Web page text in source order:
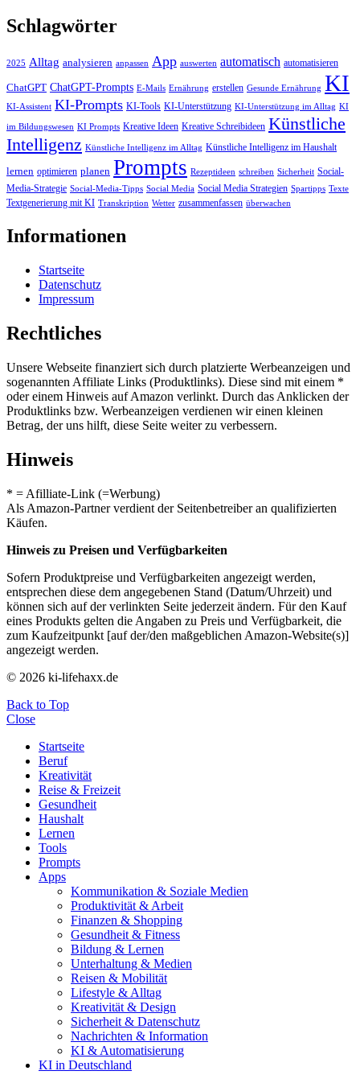
Schlagwörter
2025 Alltag analysieren anpassen App auswerten automatisch automatisieren
ChatGPT ChatGPT-Prompts E-Mails Ernährung erstellen Gesunde Ernährung KI
KI-Assistent KI-Prompts KI-Tools KI-Unterstützung KI-Unterstützung im Alltag KI
im Bildungswesen KI Prompts Kreative Ideen Kreative Schreibideen Künstliche
Intelligenz Künstliche Intelligenz im Alltag Künstliche Intelligenz im Haushalt
lernen optimieren planen Prompts Rezeptideen schreiben Sicherheit Social-
Media-Strategie Social-Media-Tipps Social Media Social Media Strategien Spartipps Texte
Textgenerierung mit KI Transkription Wetter zusammenfassen überwachen
Informationen
Startseite
Datenschutz
Impressum
Rechtliches
Unsere Webseite finanziert sich durch platzierte Werbeanzeigen und
sogenannten Affiliate Links (Produktlinks). Diese sind mit einem *
oder einem Hinweis auf Amazon verlinkt. Durch das Anklicken der
Produktlinks bzw. Werbeanzeigen verdienen wir einen kleinen
Betrag, der uns hilft, diese Seite weiter zu verbessern.
Hinweis
* = Afilliate-Link (=Werbung)
Als Amazon-Partner verdient der Seitenbetreiber an qualifizierten
Käufen.
Hinweis zu Preisen und Verfügbarkeiten
Sofern Produktpreise und Verfügbarkeiten angezeigt werden,
entsprechen diese dem angegebenen Stand (Datum/Uhrzeit) und
können sich auf der verlinkten Seite jederzeit ändern. Für den Kauf
eines Produkts gelten die Angaben zu Preis und Verfügbarkeit, die
zum Kaufzeitpunkt [auf der/den maßgeblichen Amazon-Website(s)]
angezeigt werden.
© 2026 ki-lifehaxx.de
Back to Top
Close
Startseite
Beruf
Kreativität
Reise & Freizeit
Gesundheit
Haushalt
Lernen
Tools
Prompts
Apps
Kommunikation & Soziale Medien
Produktivität & Arbeit
Finanzen & Shopping
Gesundheit & Fitness
Bildung & Lernen
Unterhaltung & Medien
Reisen & Mobilität
Lifestyle & Alltag
Kreativität & Design
Sicherheit & Datenschutz
Nachrichten & Information
KI & Automatisierung
KI in Deutschland